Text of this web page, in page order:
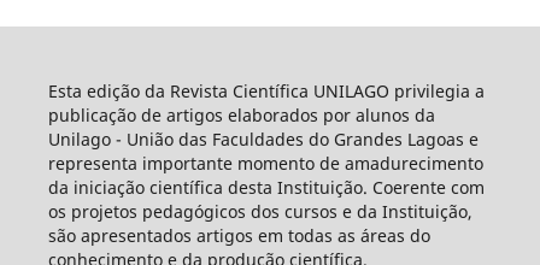
Esta edição da Revista Científica UNILAGO privilegia a
publicação de artigos elaborados por alunos da
Unilago - União das Faculdades do Grandes Lagoas e
representa importante momento de amadurecimento
da iniciação científica desta Instituição. Coerente com
os projetos pedagógicos dos cursos e da Instituição,
são apresentados artigos em todas as áreas do
conhecimento e da produção científica.